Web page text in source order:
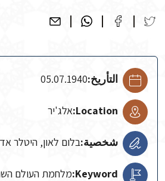
التأريخ:05.07.1940
Location: אלג'יר
شخصية:בלום לאון, היטלר
Keyword: מלחמת העולם